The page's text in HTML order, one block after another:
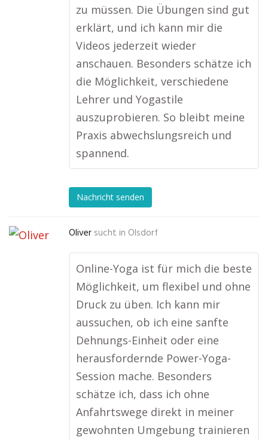
zu müssen. Die Übungen sind gut
erklärt, und ich kann mir die
Videos jederzeit wieder
anschauen. Besonders schätze ich
die Möglichkeit, verschiedene
Lehrer und Yogastile
auszuprobieren. So bleibt meine
Praxis abwechslungsreich und
spannend.
Nachricht senden
Oliver sucht in Olsdorf
Online-Yoga ist für mich die beste
Möglichkeit, um flexibel und ohne
Druck zu üben. Ich kann mir
aussuchen, ob ich eine sanfte
Dehnungs-Einheit oder eine
herausfordernde Power-Yoga-
Session mache. Besonders
schätze ich, dass ich ohne
Anfahrtswege direkt in meiner
gewohnten Umgebung trainieren